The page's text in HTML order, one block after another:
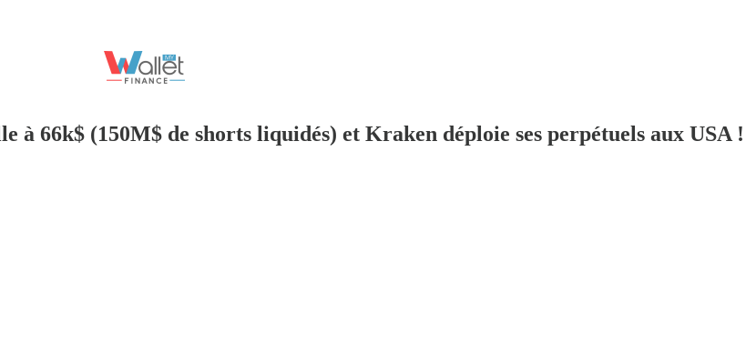
à 66k$ (150M$ de shorts liquidés) et Kraken déploie ses perpétuels aux USA !